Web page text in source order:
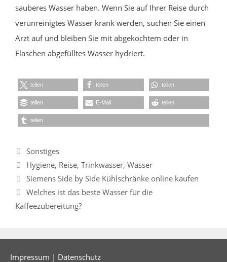
sauberes Wasser haben. Wenn Sie auf Ihrer Reise durch
verunreinigtes Wasser krank werden, suchen Sie einen
Arzt auf und bleiben Sie mit abgekochtem oder in
Flaschen abgefülltes Wasser hydriert.
teilen teilen teilen
teilen E-Mail teilen
teilen
Kategorien
Sonstiges
Schlagwörter
Hygiene, Reise, Trinkwasser, Wasser
Siemens Side by Side Kühlschränke online kaufen
Welches ist das beste Wasser für die
Kaffeezubereitung?
Impressum | Datenschutz